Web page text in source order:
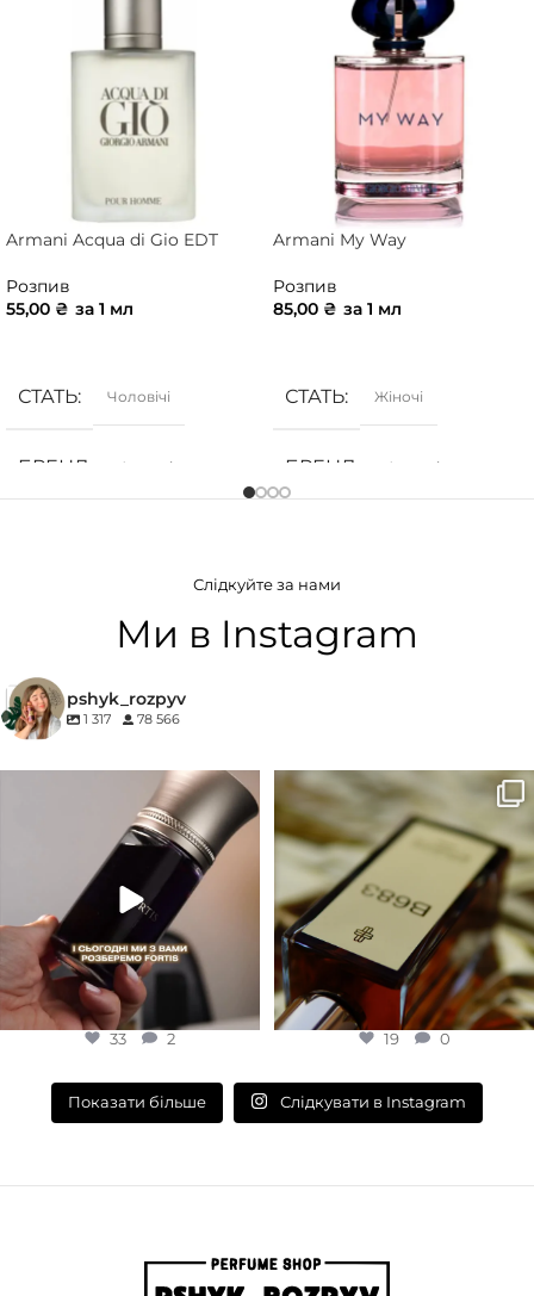
Armani Acqua di Gio EDT
Розпив
55,00 ₴ за 1 мл
СТАТЬ Чоловічі
БРЕНД Armani
Цитрусові
Armani My Way
Розпив
85,00 ₴ за 1 мл
СТАТЬ Жіночі
БРЕНД Armani
КОНЦЕНТРАЦІЯ
Слідкуйте за нами
Ми в Instagram
pshyk_rozpyv
1 317 78 566
Для замовлення переходьте на
сайт або в Instagram...
33 2
33 2
Marc-Antoine Barrois B683 - це
запах вечора в
19
19 0
Показати більше Слідкувати в Instagram